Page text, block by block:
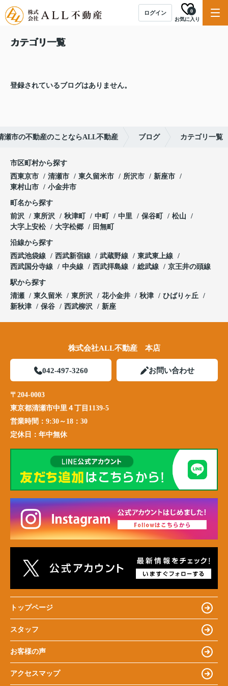
ログイン
お気に入り
0
カテゴリ一覧
登録されているブログはありません。
瀬市の不動産のことならALL不動産 ブログ カテゴリ一覧
市区町村から探す
西東京市
清瀬市 東久留米市 所沢市
新座市
東村山市
小金井市
町名から探す
前沢
東所沢 秋津町 中町 中里 保谷町
松山
大字上安松
大字松郷 田無町
沿線から探す
西武池袋線
西武新宿線 武蔵野線
東武東上線
西武国分寺線
中央線 西武拝島線 総武線 京王井の頭線
駅から探す
清瀬
東久留米 東所沢 花小金井 秋津
ひばりヶ丘
新秋津
保谷 西武柳沢 新座
株式会社ALL不動産 本店
042-497-3260 お問い合わせ
〒204-0003
東京都清瀬市中里４丁目1139-5
営業時間： 9:30～18：30
定休日： 年中無休
トップページ
スタッフ
お客様の声
アクセスマップ